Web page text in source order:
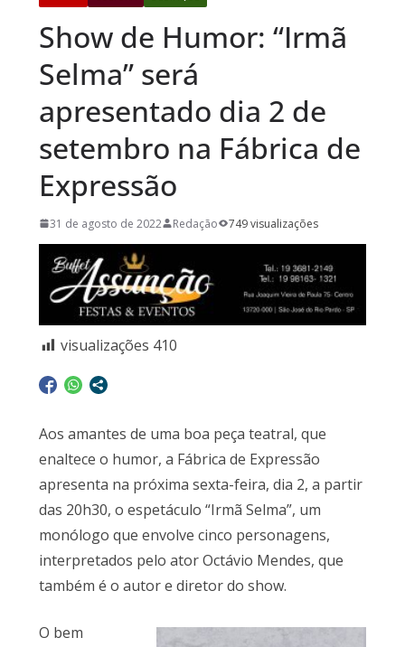
Show de Humor: “Irmã
Selma” será
apresentado dia 2 de
setembro na Fábrica de
Expressão
31 de agosto de 2022 Redação 749 visualizações
visualizações 410
Aos amantes de uma boa peça teatral, que
enaltece o humor, a Fábrica de Expressão
apresenta na próxima sexta-feira, dia 2, a partir
das 20h30, o espetáculo “Irmã Selma”, um
monólogo que envolve cinco personagens,
interpretados pelo ator Octávio Mendes, que
também é o autor e diretor do show.
O bem